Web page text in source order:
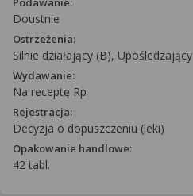
Doustnie
Ostrzeżenia:
Silnie działający (B), Upośledzający
Wydawanie:
Na receptę Rp
Rejestracja:
Decyzja o dopuszczeniu (leki)
Opakowanie handlowe:
42 tabl.